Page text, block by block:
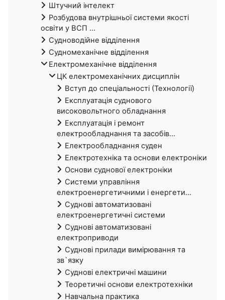
Штучний інтелект
Розбудова внутрішньої системи якості
освіти у ВСП ...
Судноводійне відділення
Судномеханічне відділення
Електромеханічне відділення
ЦК електромеханічних дисциплін
Вступ до спеціальності (Технології)
Експлуатація суднового
високовольтного обладнання
Експлуатація і ремонт
електрообладнання та засобів...
Електрообладнання суден
Електротехніка та основи електроніки
Основи суднової електроніки
Системи управління
електроенергетичними і енергети...
Суднові автоматизовані
електроенергетичні системи
Суднові автоматизовані
електроприводи
Суднові прилади вимірювання та
зв`язку
Суднові електричні машини
Теоретичні основи електротехніки
Навчальна практика